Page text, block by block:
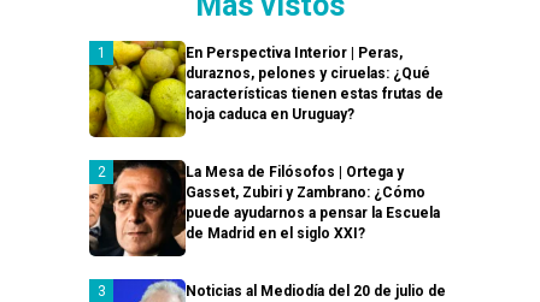
En Perspectiva Interior | Peras,
duraznos, pelones y ciruelas: ¿Qué
características tienen estas frutas de
hoja caduca en Uruguay?
La Mesa de Filósofos | Ortega y
Gasset, Zubiri y Zambrano: ¿Cómo
puede ayudarnos a pensar la Escuela
de Madrid en el siglo XXI?
Noticias al Mediodía del 20 de julio de